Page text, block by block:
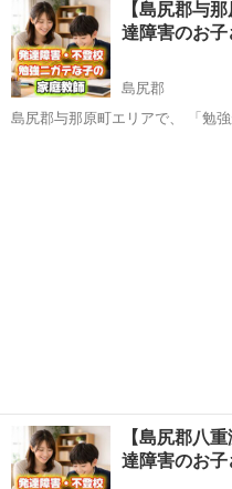
を対象に、 家庭教師によるマンツ
教師のアーチ」は、...
【島尻郡与
達障害のお
島尻郡
島尻郡与那原町エリアで、 「勉
【島尻郡八
達障害のお